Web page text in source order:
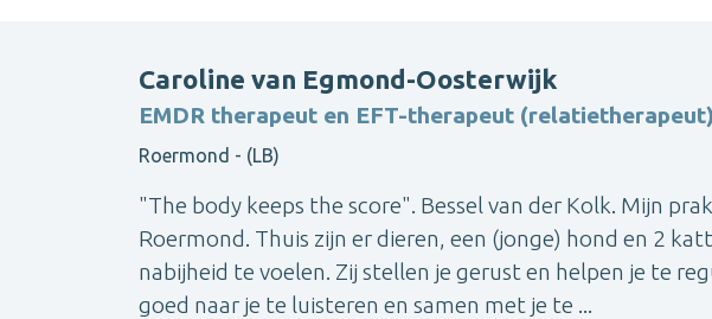
Caroline van Egmond-Oosterwijk
EMDR therapeut en EFT-therapeut (relatietherapeut)
Roermond - (LB)
"The body keeps the score". Bessel van der Kolk. Mijn
Roermond. Thuis zijn er dieren, een (jonge) hond en 2
nabijheid te voelen. Zij stellen je gerust en helpen je te
goed naar je te luisteren en samen met je te ...